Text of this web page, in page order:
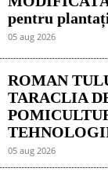
pentru
05 aug 2026
ROMAN
TARACLIA
05 aug 2026